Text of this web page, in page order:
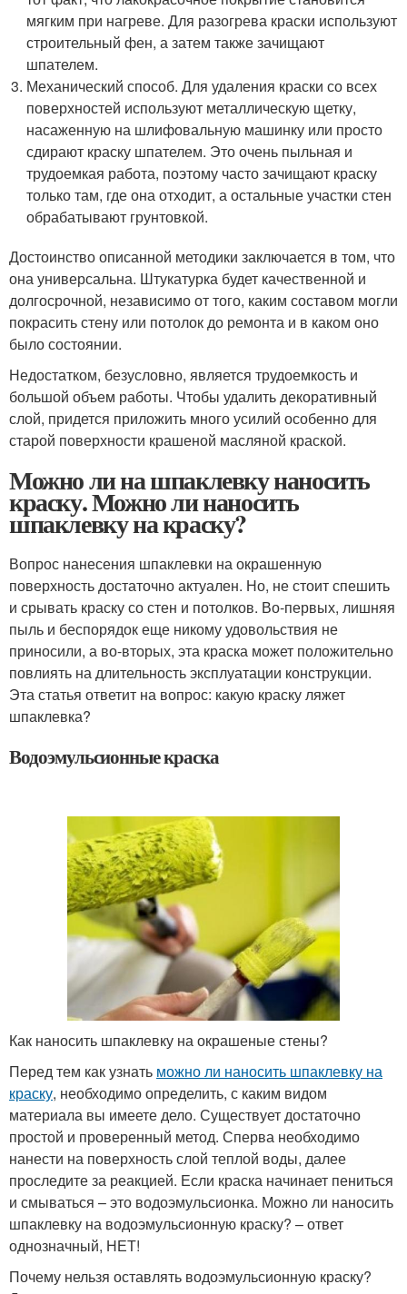
мягким при нагреве. Для разогрева краски используют
строительный фен, а затем также зачищают
шпателем.
Механический способ. Для удаления краски со всех
поверхностей используют металлическую щетку,
насаженную на шлифовальную машинку или просто
сдирают краску шпателем. Это очень пыльная и
трудоемкая работа, поэтому часто зачищают краску
только там, где она отходит, а остальные участки стен
обрабатывают грунтовкой.
Достоинство описанной методики заключается в том, что
она универсальна. Штукатурка будет качественной и
долгосрочной, независимо от того, каким составом могли
покрасить стену или потолок до ремонта и в каком оно
было состоянии.
Недостатком, безусловно, является трудоемкость и
большой объем работы. Чтобы удалить декоративный
слой, придется приложить много усилий особенно для
старой поверхности крашеной масляной краской.
Можно ли на шпаклевку наносить
краску. Можно ли наносить
шпаклевку на краску?
Вопрос нанесения шпаклевки на окрашенную
поверхность достаточно актуален. Но, не стоит спешить
и срывать краску со стен и потолков. Во-первых, лишняя
пыль и беспорядок еще никому удовольствия не
приносили, а во-вторых, эта краска может положительно
повлиять на длительность эксплуатации конструкции.
Эта статья ответит на вопрос: какую краску ляжет
шпаклевка?
Водоэмульсионные краска
Как наносить шпаклевку на окрашеные стены?
Перед тем как узнать можно ли наносить шпаклевку на
краску, необходимо определить, с каким видом
материала вы имеете дело. Существует достаточно
простой и проверенный метод. Сперва необходимо
нанести на поверхность слой теплой воды, далее
проследите за реакцией. Если краска начинает пениться
и смываться – это водоэмульсионка. Можно ли наносить
шпаклевку на водоэмульсионную краску? – ответ
однозначный, НЕТ!
Почему нельзя оставлять водоэмульсионную краску?